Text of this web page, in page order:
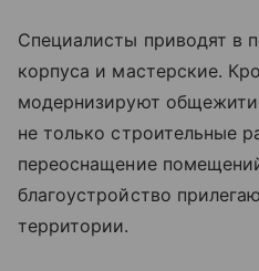
Специалисты приводят в
корпуса и мастерские.
модернизируют
не только строительные
переоснащение
благоустройство
территории.